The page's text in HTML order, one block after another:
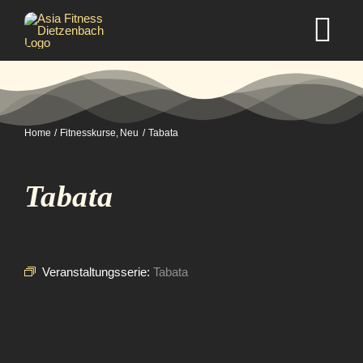
Inhalt
springen
Selbstverteidigung
Home Fitnesskurse Neu Tabata
Tabata
Veranstaltungsserie: Tabata